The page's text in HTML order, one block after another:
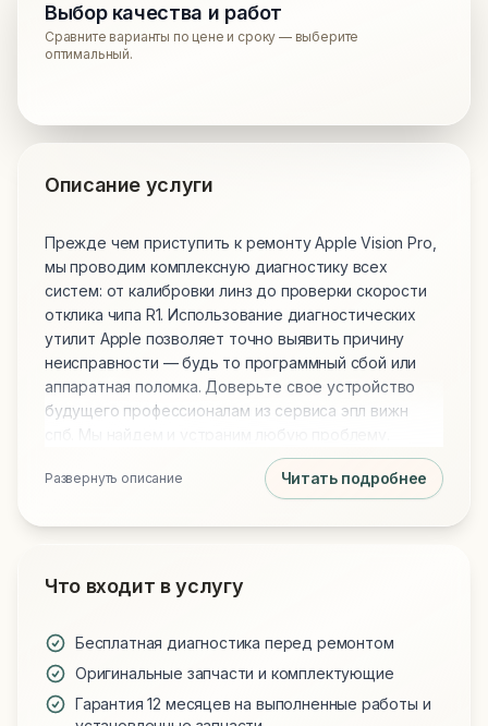
Выбор качества и работ
Сравните варианты по цене и сроку — выберите
оптимальный.
Описание услуги
Прежде чем приступить к ремонту Apple Vision Pro,
мы проводим комплексную диагностику всех
систем: от калибровки линз до проверки скорости
отклика чипа R1. Использование диагностических
утилит Apple позволяет точно выявить причину
неисправности — будь то программный сбой или
аппаратная поломка. Доверьте свое устройство
будущего профессионалам из сервиса эпл вижн
Развернуть описание Читать подробнее
Что входит в услугу
Бесплатная диагностика перед ремонтом
Оригинальные запчасти и комплектующие
Гарантия 12 месяцев на выполненные работы и